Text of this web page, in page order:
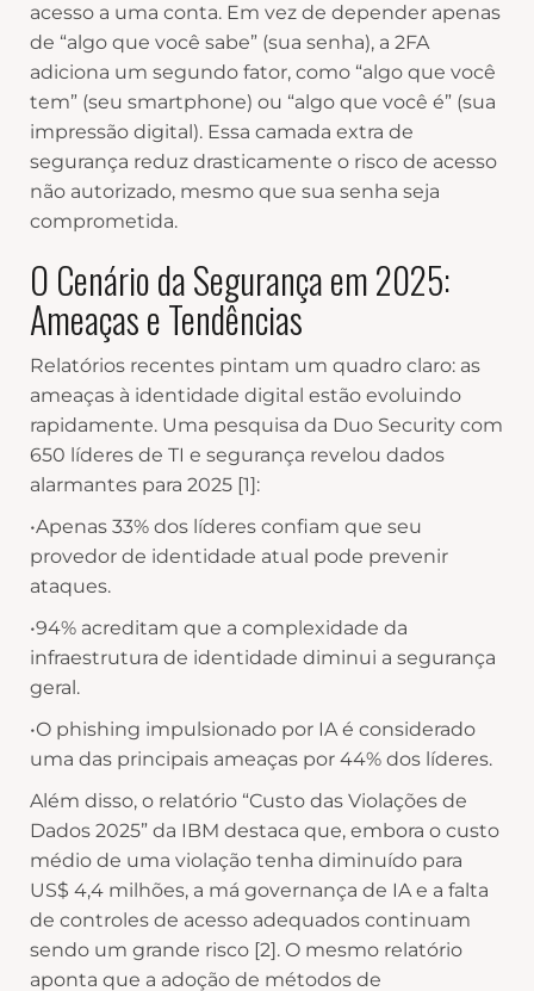
acesso a uma conta. Em vez de depender apenas
de “algo que você sabe” (sua senha), a 2FA
adiciona um segundo fator, como “algo que você
tem” (seu smartphone) ou “algo que você é” (sua
impressão digital). Essa camada extra de
segurança reduz drasticamente o risco de acesso
não autorizado, mesmo que sua senha seja
comprometida.
O Cenário da Segurança em 2025:
Ameaças e Tendências
Relatórios recentes pintam um quadro claro: as
ameaças à identidade digital estão evoluindo
rapidamente. Uma pesquisa da Duo Security com
650 líderes de TI e segurança revelou dados
alarmantes para 2025 [1]:
•Apenas 33% dos líderes confiam que seu
provedor de identidade atual pode prevenir
ataques.
•94% acreditam que a complexidade da
infraestrutura de identidade diminui a segurança
geral.
•O phishing impulsionado por IA é considerado
uma das principais ameaças por 44% dos líderes.
Além disso, o relatório “Custo das Violações de
Dados 2025” da IBM destaca que, embora o custo
médio de uma violação tenha diminuído para
US$ 4,4 milhões, a má governança de IA e a falta
de controles de acesso adequados continuam
sendo um grande risco [2]. O mesmo relatório
aponta que a adoção de métodos de